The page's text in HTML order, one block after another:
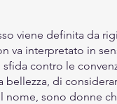
viene definita da
va interpretato in
contro le
di
nome, sono donne